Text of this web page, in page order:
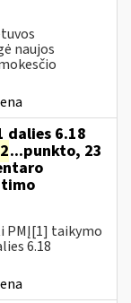
naujos
dalies 6.18
2...punkto, 23
PMĮ[1] taikymo
6.18